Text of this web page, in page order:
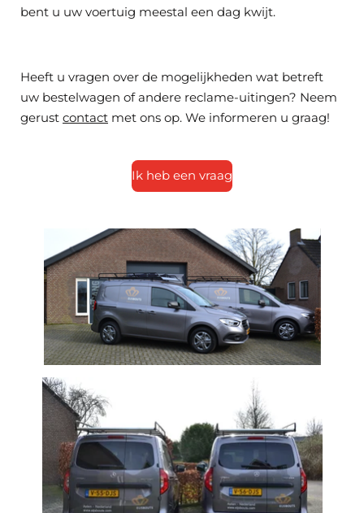
bent u uw voertuig meestal een dag kwijt.
Heeft u vragen over de mogelijkheden wat betreft
uw bestelwagen of andere reclame-uitingen? Neem
gerust contact met ons op. We informeren u graag!
Ik heb een vraag